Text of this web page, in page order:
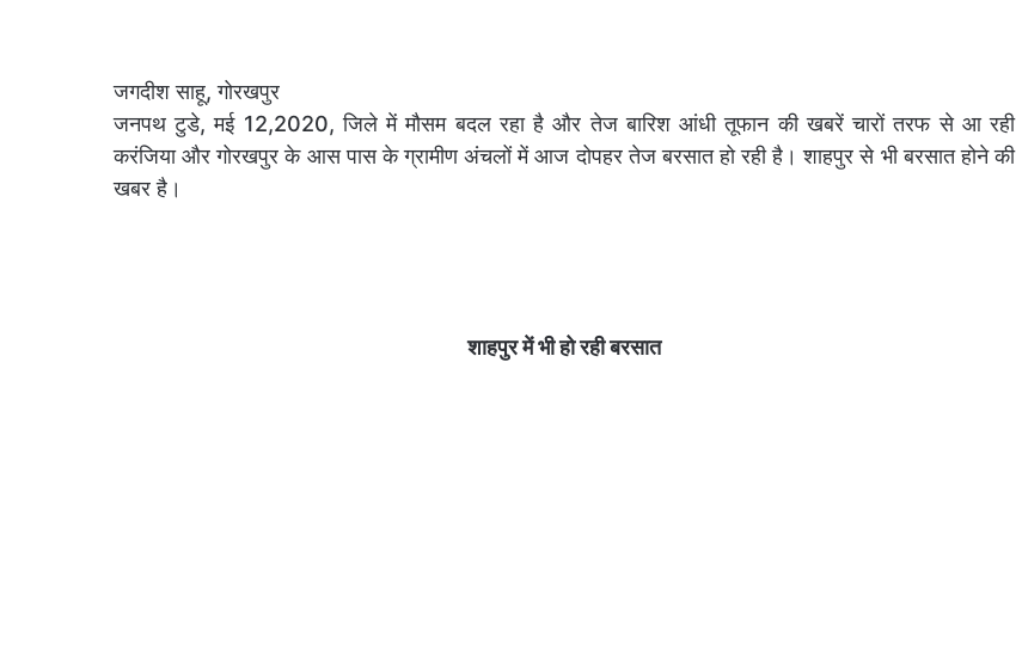
जगदीश साहू, गोरखपुर
जनपथ टुडे, मई 12,2020, जिले में मौसम बदल रहा है और तेज बारिश आंधी तूफान की खबरें चारों तरफ से आ रही
करंजिया और गोरखपुर के आस पास के ग्रामीण अंचलों में आज दोपहर तेज बरसात हो रही है। शाहपुर से भी बरसात होने की
खबर है।
शाहपुर में भी हो रही बरसात